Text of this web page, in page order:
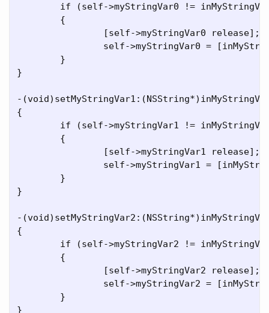
if (self->myStringVar0 !=
        {
                [self->myStringVar0 release];
self->myStringVar0 =
        }
}
-
{
if (self->myStringVar1 !=
        {
                [self->myStringVar1 release];
self->myStringVar1 =
        }
}
-
{
if (self->myStringVar2 !=
        {
                [self->myStringVar2 release];
self->myStringVar2 =
        }